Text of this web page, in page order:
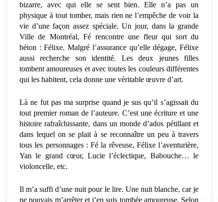
bizarre, avec qui elle se sent bien. Elle n’a pas un
physique à tout tomber, mais rien ne l’empêche de voir la
vie d’une façon assez spéciale. Un jour, dans la grande
Ville de Montréal, Fé rencontre une fleur qui sort du
béton : Félixe. Malgré l’assurance qu’elle dégage, Félixe
aussi recherche son identité. Les deux jeunes filles
tombent amoureuses et avec toutes les couleurs différentes
qui les habitent, cela donne une véritable œuvre d’art.
Là ne fut pas ma surprise quand je sus qu’il s’agissait du
tout premier roman de l’auteure. C’est une écriture et une
histoire rafraîchissante, dans un monde d’ados pétillant et
dans lequel on se plait à se reconnaître un peu à travers
tous les personnages : Fé la rêveuse, Félixe l’aventurière,
Yan le grand cœur, Lucie l’éclectique, Babouche… le
violoncelle, etc.
Il m’a suffi d’une nuit pour le lire. Une nuit blanche, car je
ne pouvais m’arrêter et j’en suis tombée amoureuse. Selon